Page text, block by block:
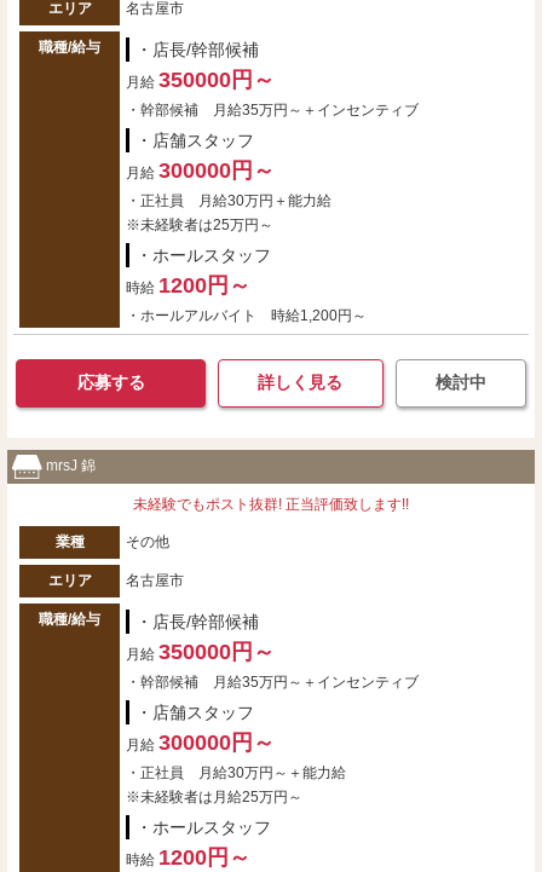
エリア 名古屋市
職種/給与 ・店長/幹部候補
月給 350000円～
・幹部候補 月給35万円～＋インセンティブ
・店舗スタッフ
月給 300000円～
・正社員 月給30万円＋能力給
※未経験者は25万円～
・ホールスタッフ
時給 1200円～
・ホールアルバイト 時給1,200円～
応募する 詳しく見る 検討中
mrsJ 錦
未経験でもポスト抜群! 正当評価致します!!
業種 その他
エリア 名古屋市
職種/給与 ・店長/幹部候補
月給 350000円～
・幹部候補 月給35万円～＋インセンティブ
・店舗スタッフ
月給 300000円～
・正社員 月給30万円～＋能力給
※未経験者は月給25万円～
・ホールスタッフ
時給 1200円～